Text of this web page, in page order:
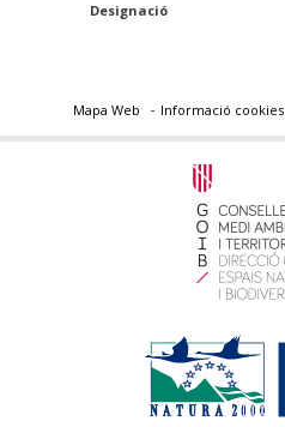
Designació
Mapa Web Informació cookies